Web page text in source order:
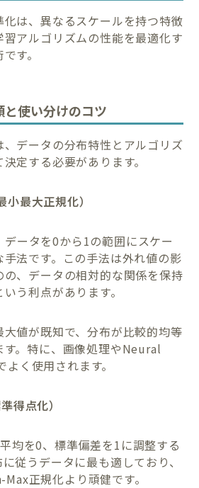
は、異なるスケールを持つ特徴
アルゴリズムの性能を最適化す
す。
使い分けのコツ
データの分布特性とアルゴリズ
定する必要があります。
最大正規化）
ータを0から1の範囲にスケー
法です。この手法は外れ値の影
、データの相対的な関係を保持
う利点があります。
値が既知で、分布が比較的均等
す。特に、画像処理やNeural
く使用されます。
得点化）
均を0、標準偏差を1に調整する
従うデータに最も適しており、
正規化より頑健です。